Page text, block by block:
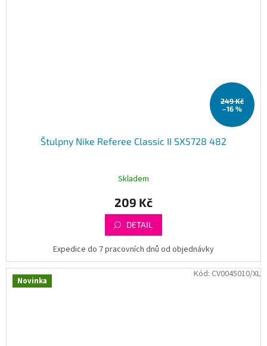
249 Kč
–16 %
Štulpny Nike Referee Classic II SX5728 482
Skladem
209 Kč
DETAIL
Expedice do 7 pracovních dnů od objednávky
Novinka
Kód: CV0045010/XL